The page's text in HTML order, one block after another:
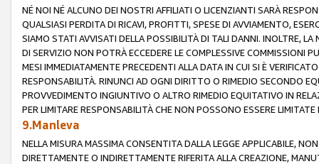
NÉ NOI NÉ ALCUNO DEI NOSTRI AFFILIATI O LICENZIANTI SARÀ
QUALSIASI PERDITA DI RICAVI, PROFITTI, SPESE DI AVVIAMENTO,
SIAMO STATI AVVISATI DELLA POSSIBILITÀ DI TALI DANNI. INOLTRE,
DI SERVIZIO NON POTRÀ ECCEDERE LE COMPLESSIVE COMMISSIONI
MESI IMMEDIATAMENTE PRECEDENTI ALLA DATA IN CUI SI È
RESPONSABILITÀ. RINUNCI AD OGNI DIRITTO O RIMEDIO SECONDO
PROVVEDIMENTO INGIUNTIVO O ALTRO RIMEDIO EQUITATIVO IN
PER LIMITARE RESPONSABILITÀ CHE NON POSSONO ESSERE LIMITATE
9.Manleva
NELLA MISURA MASSIMA CONSENTITA DALLA LEGGE APPLICABILE,
DIRETTAMENTE O INDIRETTAMENTE RIFERITA ALLA CREAZIONE,